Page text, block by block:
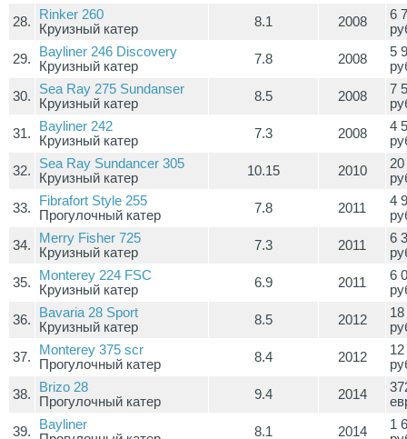
28.
Rinker 260
Круизный катер
8.1 2008
6
29.
Bayliner 246 Discovery
Круизный катер
7.8 2008
5
30.
Sea Ray 275 Sundanser
Круизный катер
8.5 2008
7
31.
Bayliner 242
Круизный катер
7.3 2008
4
32.
Sea Ray Sundancer 305
Круизный катер
10.15 2010
33.
Fibrafort Style 255
Прогулочный катер
7.8 2011
4
34.
Merry Fisher 725
Круизный катер
7.3 2011
6
35.
Monterey 224 FSC
Круизный катер
6.9 2011
6
36.
Bavaria 28 Sport
Круизный катер
8.5 2012
37.
Monterey 375 scr
Прогулочный катер
8.4 2012
38.
Brizo 28
Прогулочный катер
9.4 2014
39.
Bayliner
8.1 2014
1